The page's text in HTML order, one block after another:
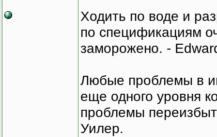
Ходить по воде и
по спецификациям
заморожено. -
Любые проблемы в
еще одного уровня
проблемы
Уилер.